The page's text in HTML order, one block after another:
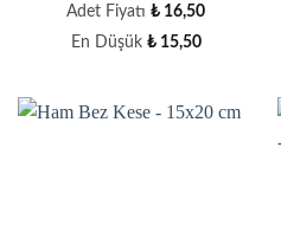
Adet Fiyatı ₺ 16,50
En Düşük ₺15,50